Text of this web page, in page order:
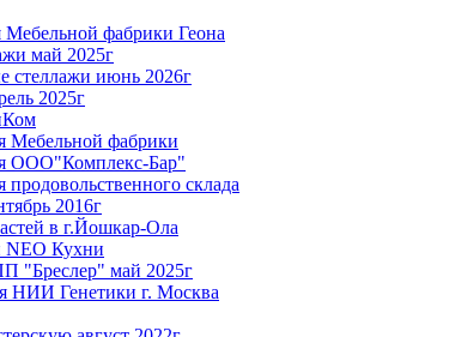
фабрики Геона
май 2025г
стеллажи июнь 2026г
2025г
Мебельной фабрики
ООО"Комплекс-Бар"
склада
2016г
в г.Йошкар-Ола
NEO Кухни
"Бреслер" май 2025г
НИИ Генетики г. Москва